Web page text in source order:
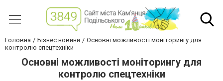
Головна Бізнес новини
Основні можливості моніторингу для
контролю спецтехніки
Основні можливості моніторингу для
контролю спецтехніки